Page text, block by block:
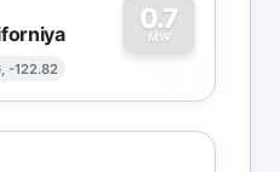
-122.82
0.7
MW
0